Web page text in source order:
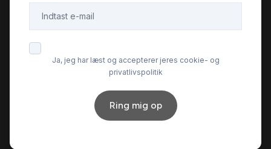
Ja, jeg har læst og accepterer jeres cookie- og
privatlivspolitik
Ring mig op